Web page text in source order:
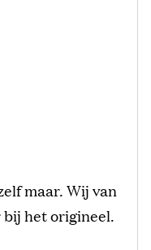
maar. Wij van
het origineel.